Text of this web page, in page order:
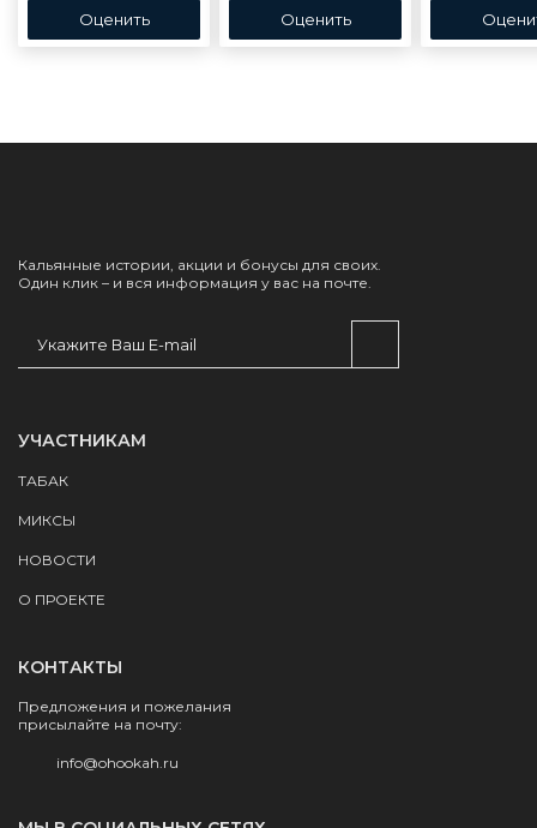
Кальянные истории, акции и бонусы для своих.
Один клик – и вся информация у вас на почте.
УЧАСТНИКАМ
ТАБАК
МИКСЫ
НОВОСТИ
О ПРОЕКТЕ
КОНТАКТЫ
Предложения и пожелания
присылайте на почту:
info@ohookah.ru